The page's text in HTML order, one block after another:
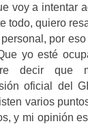
voy a intentar
todo, quiero
por
yo esté
decir que
oficial del
varios
y mi opinión